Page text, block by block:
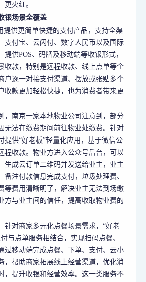
更火红。
银场景全覆盖
提供更简单快捷的支付产品，支持全渠
支付宝、云闪付、数字人民币以及国际
提供POS、码牌及移动端等收银形式，
收款，特别是远程收款、线上点单等个
户逐一对接支付渠道、摆放或张贴多个
收款更加轻松快捷，也为消费者带来更
，南京一家本地物业公司注意到，部分
无法在缴费期间前往物业处缴费。针对
提供“好老板”轻量化应用，基于微信公
程收款。物业方进入公众号后台，可以
生成云订单二维码并发送给业主，业主
备注付款信息完成支付，垃圾处理费、
等费用清晰明了，解决业主无法到场缴
方与业主间的信任，提高收取物业费的
针对商家多元化点餐场景需求，“好老
与点单服务相结合，实现扫码点餐、
过移动端完成点餐、下单、支付、云小
，帮助商家拓展线上经营渠道，优化消
，提升收银和经营效率。这一类服务不